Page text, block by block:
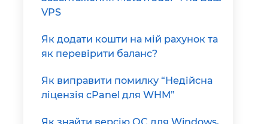
VPS
Як додати кошти на мій рахунок та
як перевірити баланс?
Як виправити помилку “Недійсна
ліцензія cPanel для WHM”
Як знайти версію ОС для Windows,